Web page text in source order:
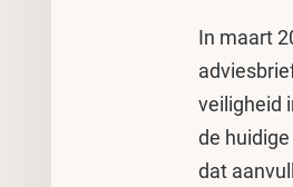
In maart
veiligheid
de
dat